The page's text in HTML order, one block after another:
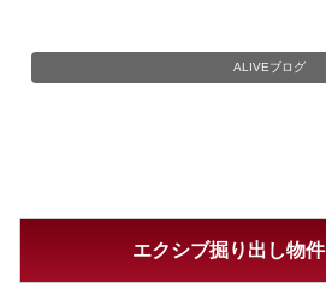
ALIVEブログ
エクシブ掘り出し物